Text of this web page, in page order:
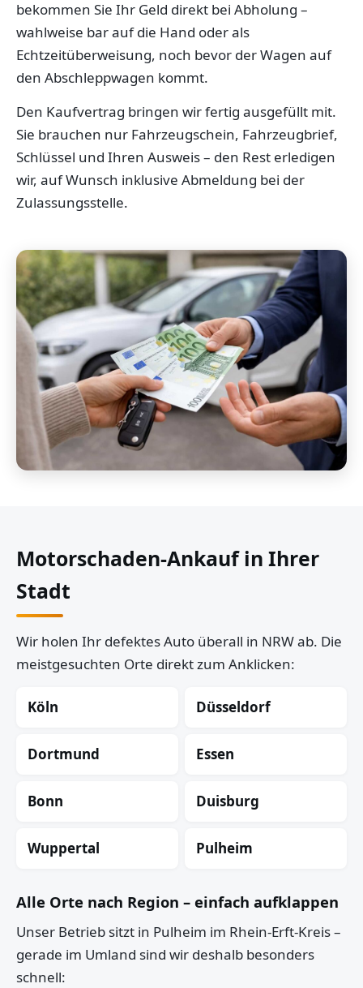
bekommen Sie Ihr Geld direkt bei Abholung –
wahlweise bar auf die Hand oder als
Echtzeitüberweisung, noch bevor der Wagen auf
den Abschleppwagen kommt.
Den Kaufvertrag bringen wir fertig ausgefüllt mit.
Sie brauchen nur Fahrzeugschein, Fahrzeugbrief,
Schlüssel und Ihren Ausweis – den Rest erledigen
wir, auf Wunsch inklusive Abmeldung bei der
Zulassungsstelle.
Motorschaden-Ankauf in Ihrer
Stadt
Wir holen Ihr defektes Auto überall in NRW ab. Die
meistgesuchten Orte direkt zum Anklicken:
Köln Düsseldorf
Dortmund Essen
Bonn Duisburg
Wuppertal Pulheim
Alle Orte nach Region – einfach aufklappen
Unser Betrieb sitzt in Pulheim im Rhein-Erft-Kreis –
gerade im Umland sind wir deshalb besonders
schnell: